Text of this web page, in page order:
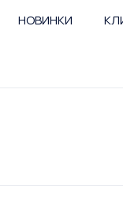
НОВИНКИ